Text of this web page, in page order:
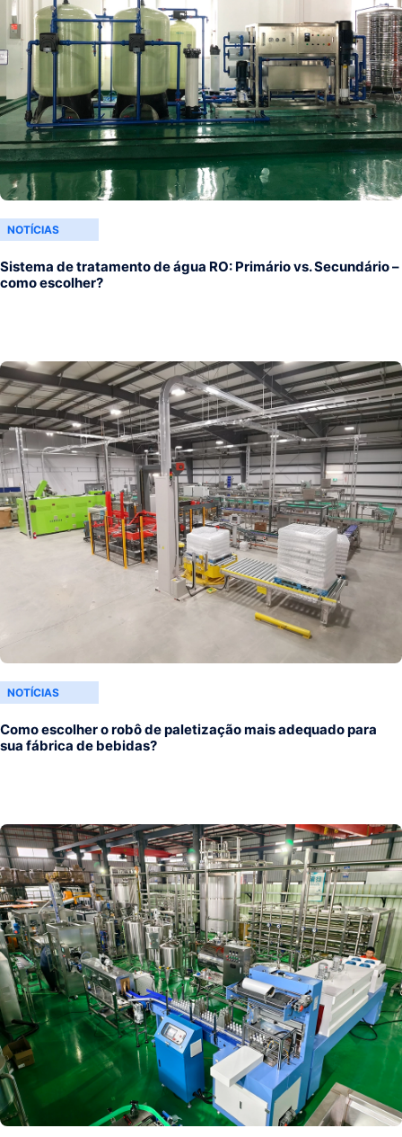
NOTÍCIAS
Sistema de tratamento de água RO: Primário vs. Secundário –
como escolher?
NOTÍCIAS
Como escolher o robô de paletização mais adequado para
sua fábrica de bebidas?